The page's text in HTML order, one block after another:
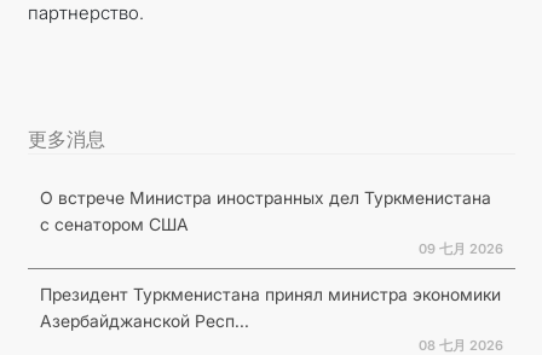
партнерство.
更多消息
О встрече Министра иностранных дел Туркменистана
с сенатором США
09 七月 2026
Президент Туркменистана принял министра экономики
Азербайджанской Респ...
08 七月 2026